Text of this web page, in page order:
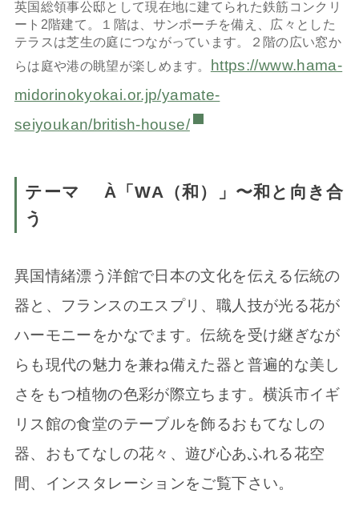
英国総領事公邸として現在地に建てられた鉄筋コンクリ
ート2階建て。１階は、サンポーチを備え、広々とした
テラスは芝生の庭につながっています。２階の広い窓か
らは庭や港の眺望が楽しめます。
https://www.hama-
midorinokyokai.or.jp/yamate-
seiyoukan/british-house/
テーマ À「WA（和）」〜和と向き合
う
異国情緒漂う洋館で日本の文化を伝える伝統の
器と、フランスのエスプリ、職人技が光る花が
ハーモニーをかなでます。伝統を受け継ぎなが
らも現代の魅力を兼ね備えた器と普遍的な美し
さをもつ植物の色彩が際立ちます。横浜市イギ
リス館の食堂のテーブルを飾るおもてなしの
器、おもてなしの花々、遊び心あふれる花空
間、インスタレーションをご覧下さい。